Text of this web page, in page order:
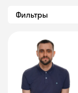
Фильтры